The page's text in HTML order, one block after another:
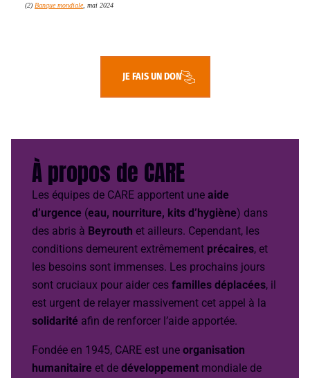
(2) Banque mondiale, mai 2024
JE FAIS UN DON
À propos de CARE
Les équipes de CARE apportent une aide
d’urgence (eau, nourriture, kits d’hygiène) dans
des abris à Beyrouth et ailleurs. Cependant, les
conditions demeurent extrêmement précaires, et
les besoins sont immenses. Les prochains jours
sont cruciaux pour aider ces familles déplacées, il
est urgent de relayer massivement cet appel à la
solidarité afin de renforcer l’aide apportée.
Fondée en 1945, CARE est une organisation
humanitaire et de développement mondiale de